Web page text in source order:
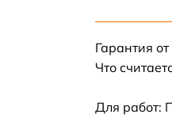
Замена
Гарантия
Что
Для работ: